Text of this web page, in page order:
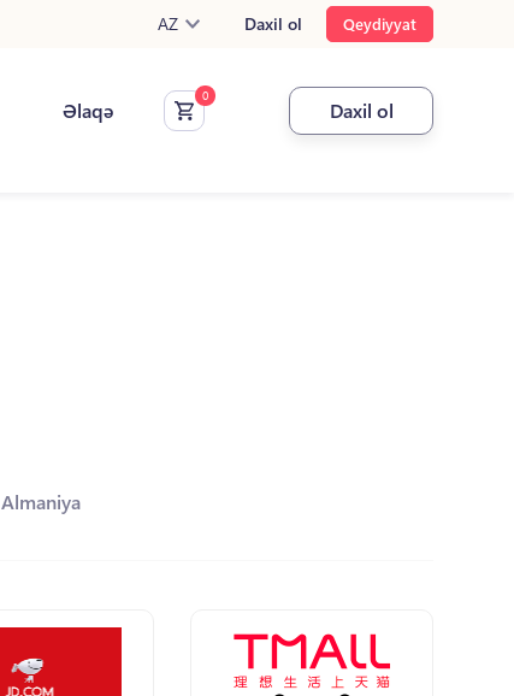
AZ Daxil ol Qeydiyyat
Əlaqə Daxil ol
Almaniya